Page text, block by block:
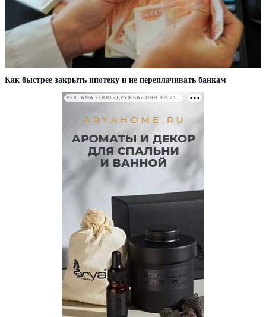
Как быстрее закрыть ипотеку и не переплачивать банкам
РЕКЛАМА • ООО «ДРУЖБА» ИНН 9704146411